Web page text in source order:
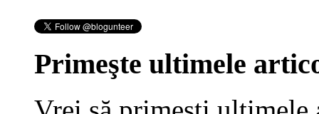
Primeşte ultimele